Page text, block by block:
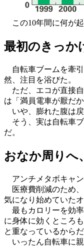
この10年間に何が起
最初のきっか
自転車ブームを牽引
然、注目を浴びた。
ただ、エコが直接自
は「満員電車が厭だ
いや、膨れた腹は戻
そう、実は自転車ブ
だ。
おなか周りへ
アンチメタボキャン
医療費削減のため、
気になり始めていた
最もカロリーを効率
に身体に効くところ
と重なっているからだ
いったん自転車に親